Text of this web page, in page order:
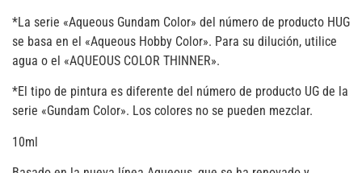
*La serie «Aqueous Gundam Color» del número de producto HUG
se basa en el «Aqueous Hobby Color». Para su dilución, utilice
agua o el «AQUEOUS COLOR THINNER».
*El tipo de pintura es diferente del número de producto UG de la
serie «Gundam Color». Los colores no se pueden mezclar.
10ml